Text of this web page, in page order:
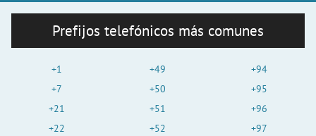
Prefijos telefónicos más comunes
+1
+7
+21
+22
+49
+50
+51
+52
+94
+95
+96
+97